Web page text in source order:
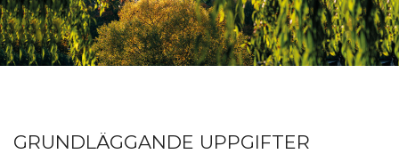
GRUNDLÄGGANDE UPPGIFTER